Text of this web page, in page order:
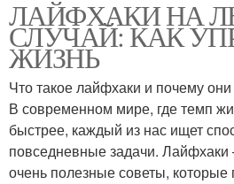
ЛАЙФХАКИ НА
СЛУЧАЙ: КАК
ЖИЗНЬ
Что такое лайфхаки и почему
В современном мире, где темп
быстрее, каждый из нас ищет
повседневные задачи.
очень полезные советы, которые